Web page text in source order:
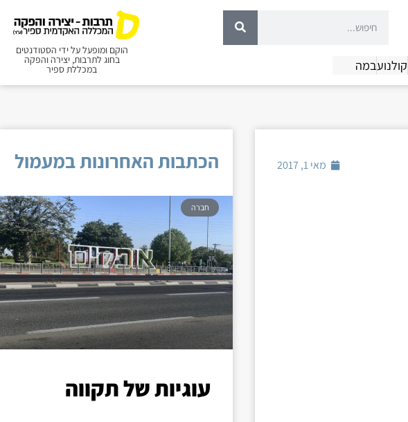
קולנועבמה
הוקם ומופעל על ידי הסטודנטים
בחוג לתרבות, יצירה והפקה
במכללת ספיר
מאי 1, 2017 הכתבות האחרונות במעמול
חברה
עוגיות של תקווה